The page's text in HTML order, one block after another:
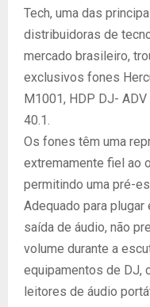
Tech, uma das
distribuidoras de
mercado brasileiro,
exclusivos fones
M1001, HDP DJ-
40.1.
Os fones têm uma
extremamente fiel ao
permitindo uma pré-
Adequado para plugar
saída de áudio, não
volume durante a
equipamentos de DJ,
leitores de áudio